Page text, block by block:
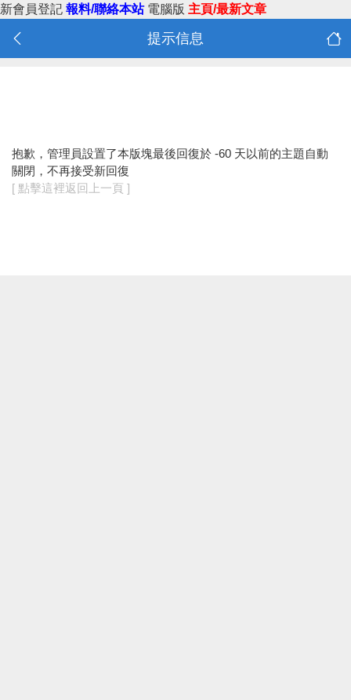
新會員登記 報料/聯絡本站 電腦版 主頁/最新文章
提示信息
抱歉，管理員設置了本版塊最後回復於 -60 天以前的主題自動
關閉，不再接受新回復
[ 點擊這裡返回上一頁 ]